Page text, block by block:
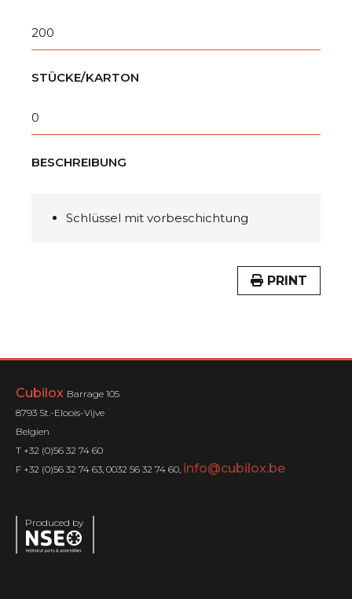
200
STÜCKE/KARTON
0
BESCHREIBUNG
Schlüssel mit vorbeschichtung
PRINT
Cubilox Barrage 105
8793 St.-Eloois-Vijve
Belgien
T +32 (0)56 32 74 60
F +32 (0)56 32 74 63, 0032 56 32 74 60, info@cubilox.be
Produced by